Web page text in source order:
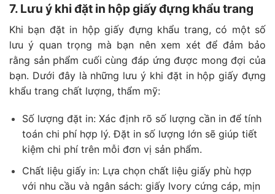
7. Lưu ý khi đặt in hộp giấy đựng khẩu trang
Khi bạn đặt in hộp giấy đựng khẩu trang, có một số
lưu ý quan trọng mà bạn nên xem xét để đảm bảo
rằng sản phẩm cuối cùng đáp ứng được mong đợi của
bạn. Dưới đây là những lưu ý khi đặt in hộp giấy đựng
khẩu trang chất lượng, thẩm mỹ:
Số lượng đặt in: Xác định rõ số lượng cần in để tính
toán chi phí hợp lý. Đặt in số lượng lớn sẽ giúp tiết
kiệm chi phí trên mỗi đơn vị sản phẩm.
Chất liệu giấy in: Lựa chọn chất liệu giấy phù hợp
với nhu cầu và ngân sách: giấy Ivory cứng cáp, mịn